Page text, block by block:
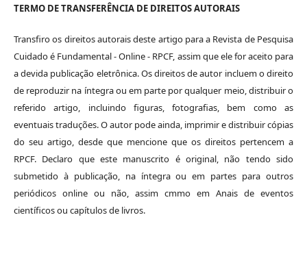
TERMO DE TRANSFERÊNCIA DE DIREITOS AUTORAIS
Transfiro os direitos autorais deste artigo para a Revista de Pesquisa
Cuidado é Fundamental - Online - RPCF, assim que ele for aceito para
a devida publicação eletrônica. Os direitos de autor incluem o direito
de reproduzir na íntegra ou em parte por qualquer meio, distribuir o
referido artigo, incluindo figuras, fotografias, bem como as
eventuais traduções. O autor pode ainda, imprimir e distribuir cópias
do seu artigo, desde que mencione que os direitos pertencem a
RPCF. Declaro que este manuscrito é original, não tendo sido
submetido à publicação, na íntegra ou em partes para outros
periódicos online ou não, assim cmmo em Anais de eventos
científicos ou capítulos de livros.